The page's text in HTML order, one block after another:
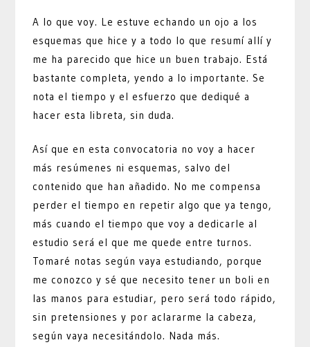
A lo que voy. Le estuve echando un ojo a los
esquemas que hice y a todo lo que resumí allí y
me ha parecido que hice un buen trabajo. Está
bastante completa, yendo a lo importante. Se
nota el tiempo y el esfuerzo que dediqué a
hacer esta libreta, sin duda.
Así que en esta convocatoria no voy a hacer
más resúmenes ni esquemas, salvo del
contenido que han añadido. No me compensa
perder el tiempo en repetir algo que ya tengo,
más cuando el tiempo que voy a dedicarle al
estudio será el que me quede entre turnos.
Tomaré notas según vaya estudiando, porque
me conozco y sé que necesito tener un boli en
las manos para estudiar, pero será todo rápido,
sin pretensiones y por aclararme la cabeza,
según vaya necesitándolo. Nada más.